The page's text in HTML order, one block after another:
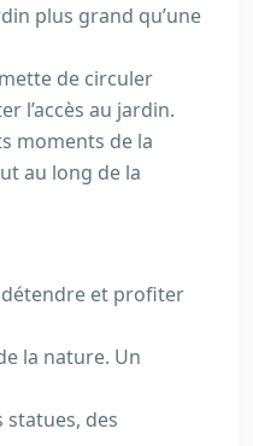
plus grand qu’une
de circuler
l’accès au jardin.
moments de la
au long de la
détendre et profiter
la nature. Un
des